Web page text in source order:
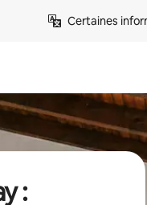
Certaines
: